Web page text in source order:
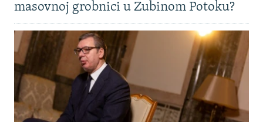
masovnoj grobnici u Zubinom Potoku?